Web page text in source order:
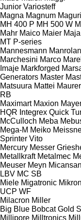
Junior Variosteff
Magna Magnum
MH 400 P MH 500 W
Mahr Maico Maier Maja
MT P-series
Mannesmann
Marchesini Marco Marel
Imaje Markforged
Generators Master
Matsuura Mattei
RB
Maximart Maxion
HQR Integrex Quick
McCulloch Meba
Mega-M Meiko
Sprinter Vito
Mercury Messer
Metallkraft Metalmec
Meuser Meyn Micansan
LBV MC SB
Miele Migatronic Mikron
UCP WF
Milacron Miller
Big Blue Bobcat Gold
Millipore Milltronics